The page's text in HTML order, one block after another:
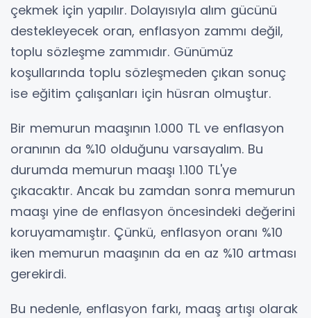
çekmek için yapılır. Dolayısıyla alım gücünü
destekleyecek oran, enflasyon zammı değil,
toplu sözleşme zammıdır. Günümüz
koşullarında toplu sözleşmeden çıkan sonuç
ise eğitim çalışanları için hüsran olmuştur.
Bir memurun maaşının 1.000 TL ve enflasyon
oranının da %10 olduğunu varsayalım. Bu
durumda memurun maaşı 1.100 TL'ye
çıkacaktır. Ancak bu zamdan sonra memurun
maaşı yine de enflasyon öncesindeki değerini
koruyamamıştır. Çünkü, enflasyon oranı %10
iken memurun maaşının da en az %10 artması
gerekirdi.
Bu nedenle, enflasyon farkı, maaş artışı olarak